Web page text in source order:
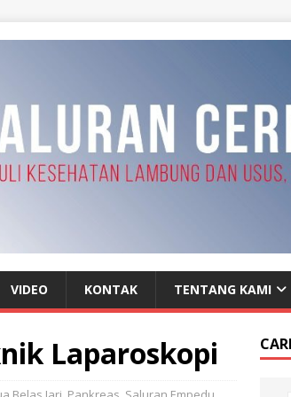
VIDEO KONTAK TENTANG KAMI
Laparoskopi